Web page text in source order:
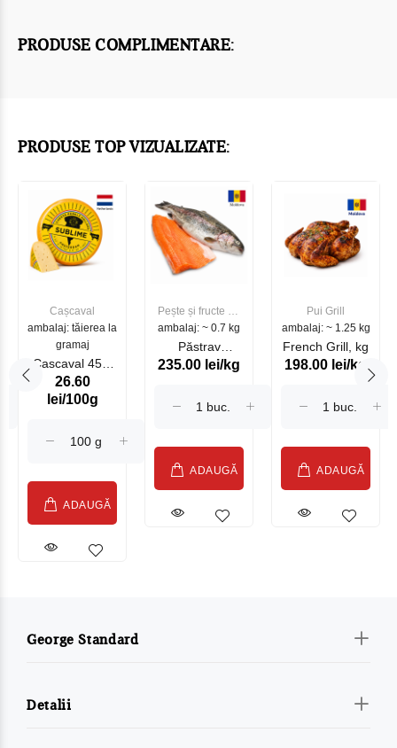
PRODUSE COMPLIMENTARE:
PRODUSE TOP VIZUALIZATE:
Cașcaval
ambalaj: tăierea la
gramaj
Cascaval 45%
Maasdam
Sublime Cow
26.60
lei/100g
ADAUGĂ
Pește și fructe de
mare
ambalaj: ~ 0.7 kg
Păstrav
Somonat
235.00 lei/kg
ADAUGĂ
Pui Grill
ambalaj: ~ 1.25 kg
French Grill, kg
198.00 lei/kg
ADAUGĂ
George Standard
Detalii